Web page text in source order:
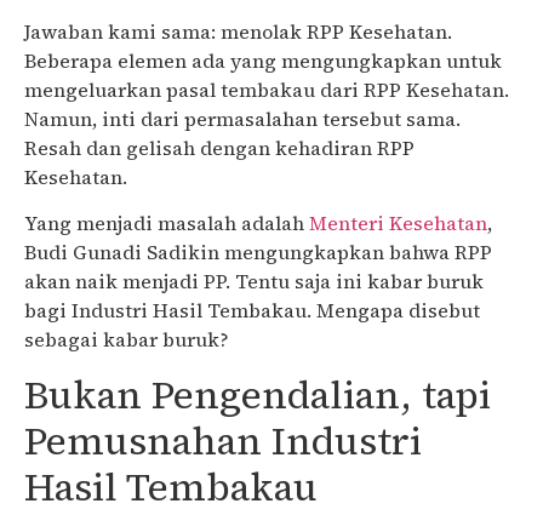
Jawaban kami sama: menolak RPP Kesehatan.
Beberapa elemen ada yang mengungkapkan untuk
mengeluarkan pasal tembakau dari RPP Kesehatan.
Namun, inti dari permasalahan tersebut sama.
Resah dan gelisah dengan kehadiran RPP
Kesehatan.
Yang menjadi masalah adalahMenteri Kesehatan,
Budi Gunadi Sadikin mengungkapkan bahwa RPP
akan naik menjadi PP. Tentu saja ini kabar buruk
bagi Industri Hasil Tembakau. Mengapa disebut
sebagai kabar buruk?
Bukan Pengendalian, tapi
Pemusnahan Industri
Hasil Tembakau